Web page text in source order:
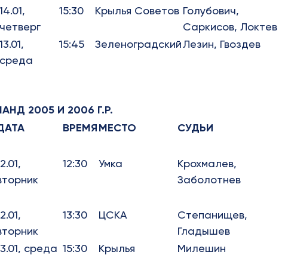
14.01,
четверг
15:30 Крылья Советов Голубович,
Саркисов, Локтев
13.01,
среда
15:45 ЗеленоградскийЛезин, Гвоздев
2005 И 2006 Г.Р.
ВРЕМЯМЕСТО
СУДЬИ
12:30 Умка
Крохмалев,
Заболотнев
13:30 ЦСКА
Степанищев,
Гладышев
среда 15:30
Крылья
Милешин